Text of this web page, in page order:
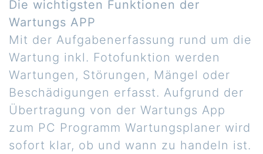
Die wichtigsten Funktionen der
Wartungs APP
Mit der Aufgabenerfassung rund um die
Wartung inkl. Fotofunktion werden
Wartungen, Störungen, Mängel oder
Beschädigungen erfasst. Aufgrund der
Übertragung von der Wartungs App
zum PC Programm Wartungsplaner wird
sofort klar, ob und wann zu handeln ist.